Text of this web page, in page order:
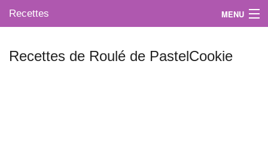
Recettes MENU
Recettes de Roulé de PastelCookie